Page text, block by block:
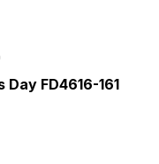
FD4616-161